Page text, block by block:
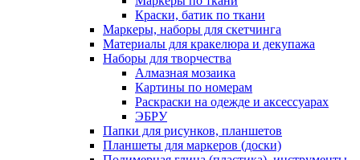
Краски, батик по ткани
Маркеры, наборы для скетчинга
Материалы для кракелюра и декупажа
Наборы для творчества
Алмазная мозаика
Картины по номерам
Раскраски на одежде и аксессуарах
ЭБРУ
Папки для рисунков, планшетов
Планшеты для маркеров (доски)